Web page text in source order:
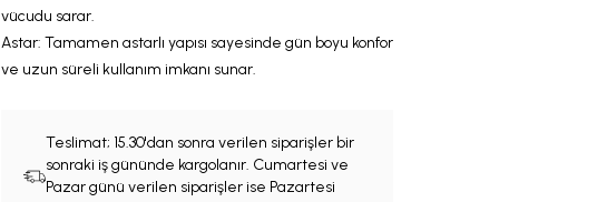
vücudu sarar.
Astar: Tamamen astarlı yapısı sayesinde gün boyu konfor
ve uzun süreli kullanım imkanı sunar.
Teslimat; 15.30'dan sonra verilen siparişler bir
sonraki iş gününde kargolanır. Cumartesi ve
Pazar günü verilen siparişler ise Pazartesi